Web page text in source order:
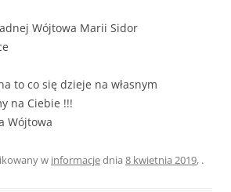
Wójtowa Marii Sidor
to co się dzieje na własnym
na Ciebie !!!
Wójtowa
w informacjednia 8 kwietnia 2019, .